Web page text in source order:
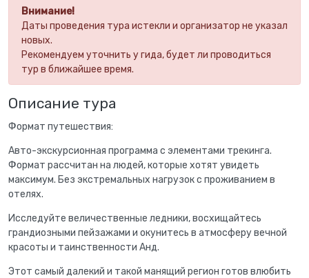
Внимание!
Даты проведения тура истекли и организатор не указал
новых.
Рекомендуем уточнить у гида, будет ли проводиться
тур в ближайшее время.
Описание тура
Формат путешествия:
Авто-экскурсионная программа с элементами трекинга.
Формат рассчитан на людей, которые хотят увидеть
максимум. Без экстремальных нагрузок с проживанием в
отелях.
Исследуйте величественные ледники, восхищайтесь
грандиозными пейзажами и окунитесь в атмосферу вечной
красоты и таинственности Анд.
Этот самый далекий и такой манящий регион готов влюбить